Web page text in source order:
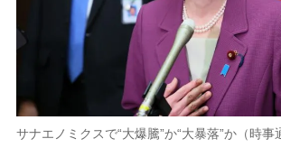
サナエノミクスで“大爆騰”か“大暴落”か（時事